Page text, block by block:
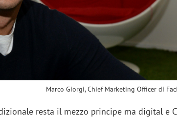
Marco Giorgi, Chief Marketing Officer di
resta il mezzo principe ma digital e
è un
a
Networking agli eventi: come la
startup Kicè punta a eliminare
"spreco di relazioni"